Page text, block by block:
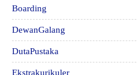
Boarding
DewanGalang
DutaPustaka
Ekstrakurikuler